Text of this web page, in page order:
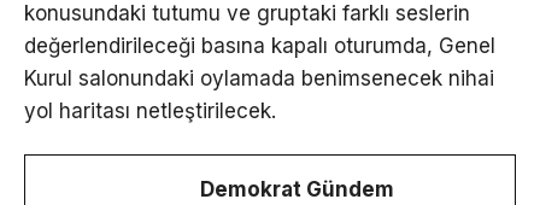
konusundaki tutumu ve gruptaki farklı seslerin
değerlendirileceği basına kapalı oturumda, Genel
Kurul salonundaki oylamada benimsenecek nihai
yol haritası netleştirilecek.
Demokrat Gündem